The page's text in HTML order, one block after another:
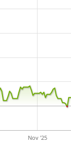
Nov '25